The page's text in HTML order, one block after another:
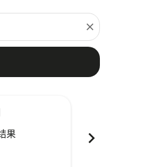
close
果
chevron_right